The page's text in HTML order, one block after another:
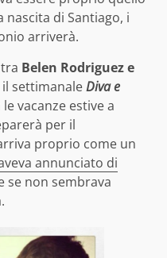
nascita di Santiago, i
arriverà.
Belen Rodriguez e
settimanaleDiva e
vacanze estive a
per il
proprio come un
annunciato di
se non sembrava